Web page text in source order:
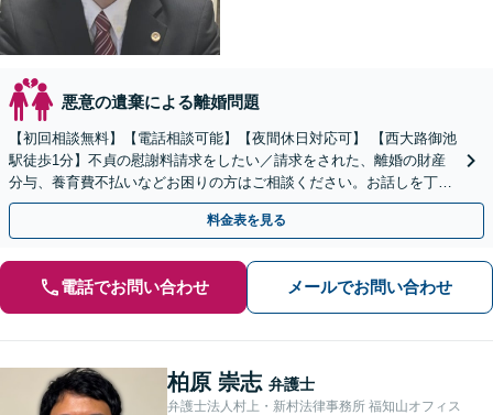
悪意の遺棄による離婚問題
【初回相談無料】【電話相談可能】【夜間休日対応可】 【西大路御池
駅徒歩1分】不貞の慰謝料請求をしたい／請求をされた、離婚の財産
分与、養育費不払いなどお困りの方はご相談ください。お話しを丁寧
に聞き取り、最適な解決策を考え、迅速にご対応します。
料金表を見る
電話でお問い合わせ メールでお問い合わせ
柏原 崇志 弁護士
弁護士法人村上・新村法律事務所 福知山オフィス